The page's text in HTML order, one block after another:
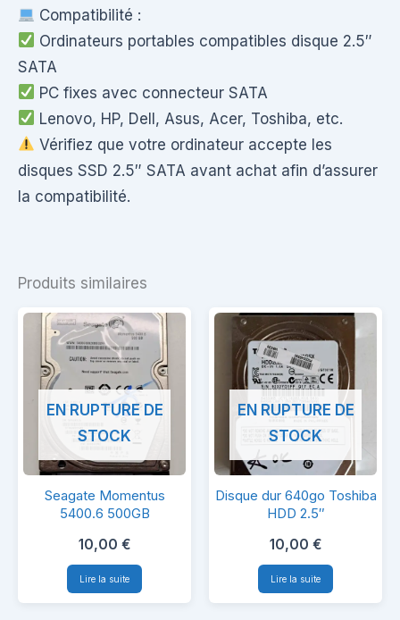
Compatibilité :
Ordinateurs portables compatibles disque 2.5″
SATA
PC fixes avec connecteur SATA
Lenovo, HP, Dell, Asus, Acer, Toshiba, etc.
Vérifiez que votre ordinateur accepte les
disques SSD 2.5″ SATA avant achat afin d’assurer
la compatibilité.
Produits similaires
Seagate
Momentus
5400.6
500GB
EN RUPTURE DE
STOCK
Seagate Momentus
5400.6 500GB
10,00 €
Lire la suite
Disque
dur
640go
Toshiba
HDD
EN RUPTURE DE
STOCK
Disque dur 640go Toshiba
HDD 2.5″
10,00 €
Lire la suite